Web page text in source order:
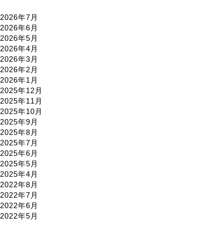
2026年7月
2026年6月
2026年5月
2026年4月
2026年3月
2026年2月
2026年1月
2025年12月
2025年11月
2025年10月
2025年9月
2025年8月
2025年7月
2025年6月
2025年5月
2025年4月
2022年8月
2022年7月
2022年6月
2022年5月